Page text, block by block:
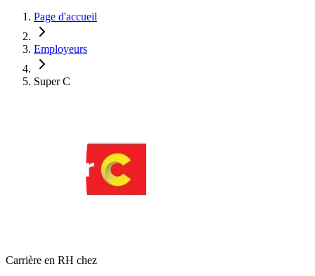
Page d'accueil
Employeurs
Super C
Carrière en RH chez